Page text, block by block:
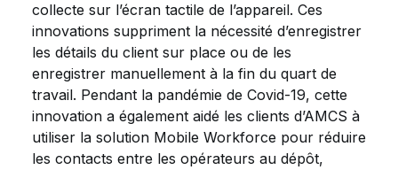
collecte sur l’écran tactile de l’appareil. Ces
innovations suppriment la nécessité d’enregistrer
les détails du client sur place ou de les
enregistrer manuellement à la fin du quart de
travail. Pendant la pandémie de Covid-19, cette
innovation a également aidé les clients d’AMCS à
utiliser la solution Mobile Workforce pour réduire
les contacts entre les opérateurs au dépôt,